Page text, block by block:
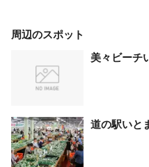
周辺のスポット
美々ビーチ
道の駅いと